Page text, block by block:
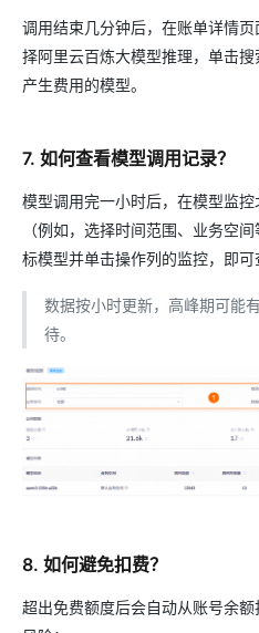
调用结束几分钟后，在账单详情
择阿里云百炼大模型推理，单击
产生费用的模型。
7. 如何查看模型调用记录？
模型调用完一小时后，在模型监
（例如，选择时间范围、业务空
标模型并单击操作列的监控，即可
数据按小时更新，高峰期可能
待。
8. 如何避免扣费？
超出免费额度后会自动从账号余